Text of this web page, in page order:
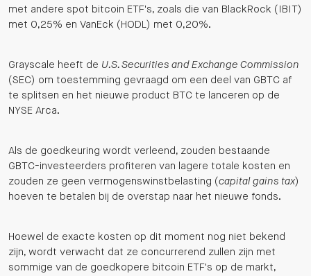
met andere spot bitcoin ETF's, zoals die van BlackRock (IBIT)
met 0,25% en VanEck (HODL) met 0,20%.
Grayscale heeft de U.S. Securities and Exchange Commission
(SEC) om toestemming gevraagd om een deel van GBTC af
te splitsen en het nieuwe product BTC te lanceren op de
NYSE Arca.
Als de goedkeuring wordt verleend, zouden bestaande
GBTC-investeerders profiteren van lagere totale kosten en
zouden ze geen vermogenswinstbelasting (capital gains tax)
hoeven te betalen bij de overstap naar het nieuwe fonds.
Hoewel de exacte kosten op dit moment nog niet bekend
zijn, wordt verwacht dat ze concurrerend zullen zijn met
sommige van de goedkopere bitcoin ETF's op de markt,